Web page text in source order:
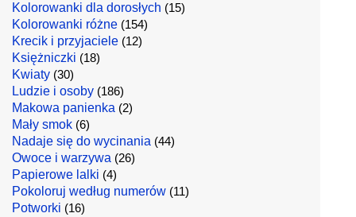
Kolorowanki dla dorosłych (15)
Kolorowanki różne (154)
Krecik i przyjaciele (12)
Księżniczki (18)
Kwiaty (30)
Ludzie i osoby (186)
Makowa panienka (2)
Mały smok (6)
Nadaje się do wycinania (44)
Owoce i warzywa (26)
Papierowe lalki (4)
Pokoloruj według numerów (11)
Potworki (16)